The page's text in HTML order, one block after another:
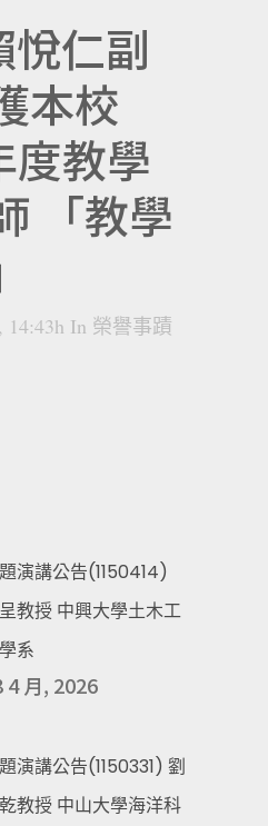
仁副
本校
度教學
「教學
14:43h In 榮譽事蹟
演講公告(1150414)
教授 中興大學土木工
系
4 月, 2026
演講公告(1150331) 劉
教授 中山大學海洋科